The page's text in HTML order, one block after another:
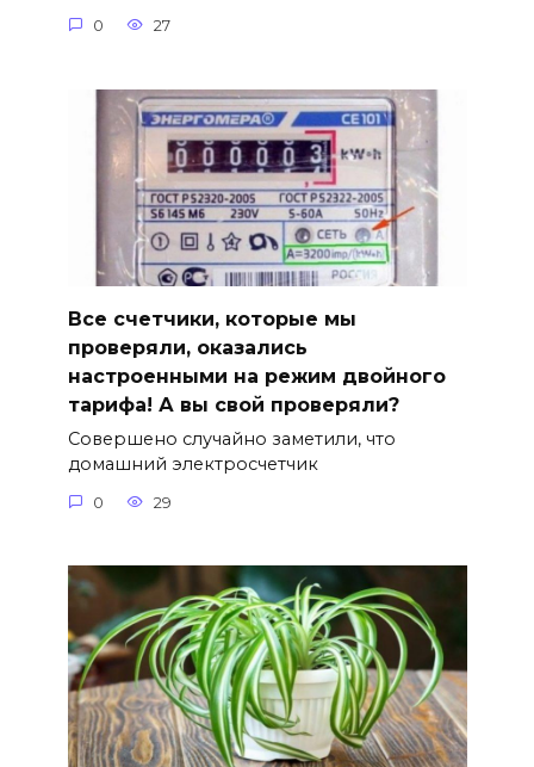
0 27
Все счетчики, которые мы
проверяли, оказались
настроенными на режим двойного
тарифа! А вы свой проверяли?
Совершено случайно заметили, что
домашний электросчетчик
0 29